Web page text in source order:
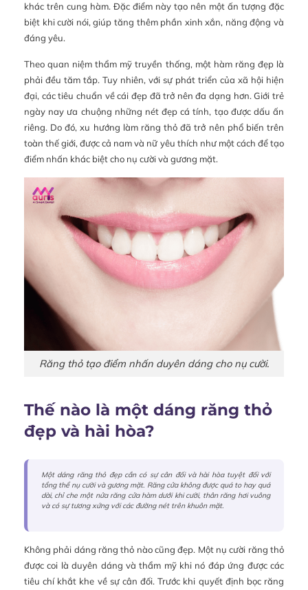
khác trên cung hàm. Đặc điểm này tạo nên một ấn tượng đặc
biệt khi cười nói, giúp tăng thêm phần xinh xắn, năng động và
đáng yêu.
Theo quan niệm thẩm mỹ truyền thống, một hàm răng đẹp là
phải đều tăm tắp. Tuy nhiên, với sự phát triển của xã hội hiện
đại, các tiêu chuẩn về cái đẹp đã trở nên đa dạng hơn. Giới trẻ
ngày nay ưa chuộng những nét đẹp cá tính, tạo được dấu ấn
riêng. Do đó, xu hướng làm răng thỏ đã trở nên phổ biến trên
toàn thế giới, được cả nam và nữ yêu thích như một cách để tạo
điểm nhấn khác biệt cho nụ cười và gương mặt.
Răng thỏ tạo điểm nhấn duyên dáng cho nụ cười.
Thế nào là một dáng răng thỏ
đẹp và hài hòa?
Một dáng răng thỏ đẹp cần có sự cân đối và hài hòa tuyệt đối với
tổng thể nụ cười và gương mặt. Răng cửa không được quá to hay quá
dài, chỉ che một nửa răng cửa hàm dưới khi cười, thân răng hơi vuông
và có sự tương xứng với các đường nét trên khuôn mặt.
Không phải dáng răng thỏ nào cũng đẹp. Một nụ cười răng thỏ
được coi là duyên dáng và thẩm mỹ khi nó đáp ứng được các
tiêu chí khắt khe về sự cân đối. Trước khi quyết định bọc răng